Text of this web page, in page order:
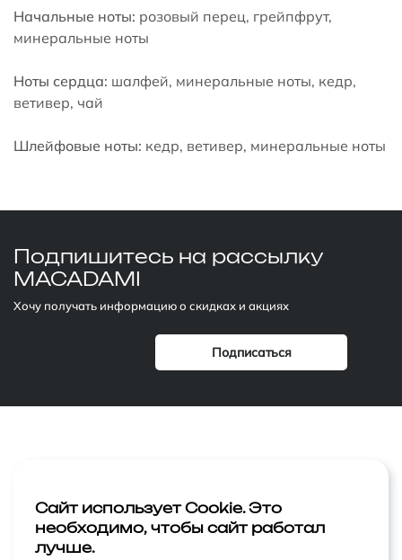
Начальные ноты: розовый перец, грейпфрут,
минеральные ноты
Ноты сердца: шалфей, минеральные ноты, кедр,
ветивер, чай
Шлейфовые ноты: кедр, ветивер, минеральные ноты
Подпишитесь на рассылку
MACADAMI
Хочу получать информацию о скидках и акциях
Акции
Статьи
Макияж
Сайт использует Cookie. Это
необходимо, чтобы сайт работал
лучше.